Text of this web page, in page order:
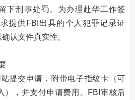
下刑事处罚。为办理赴华工作签
提供FBI出具的个人犯罪记录证
认文件真实性。
提交申请，附带电子指纹卡（可
），并支付申请费用。FBI审核后